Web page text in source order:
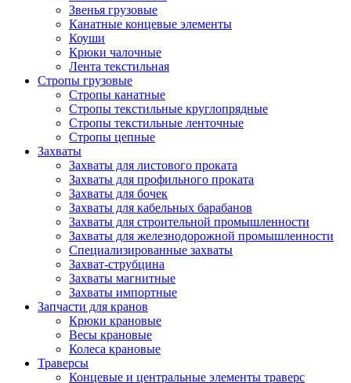
Звенья грузовые
Канатные концевые элементы
Коуши
Крюки чалочные
Лента текстильная
Стропы грузовые
Стропы канатные
Стропы текстильные круглопрядные
Стропы текстильные ленточные
Стропы цепные
Захваты
Захваты для листового проката
Захваты для профильного проката
Захваты для бочек
Захваты для кабельных барабанов
Захваты для строительной промышленности
Захваты для железнодорожной промышленности
Специализированные захваты
Захват-струбцина
Захваты магнитные
Захваты импортные
Запчасти для кранов
Крюки крановые
Весы крановые
Колеса крановые
Траверсы
Концевые и центральные элементы траверс